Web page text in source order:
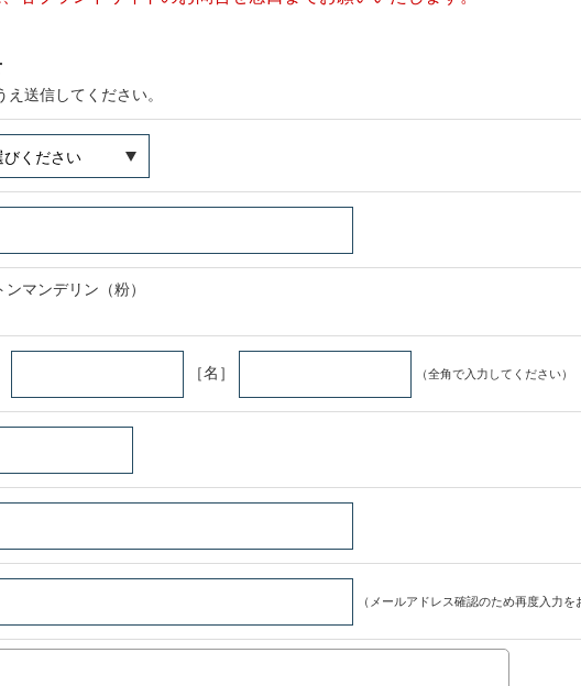
送信してください。
ンマンデリン（粉）
［名］ （全角で入力してください）
（メールアドレス確認のため再度入力を